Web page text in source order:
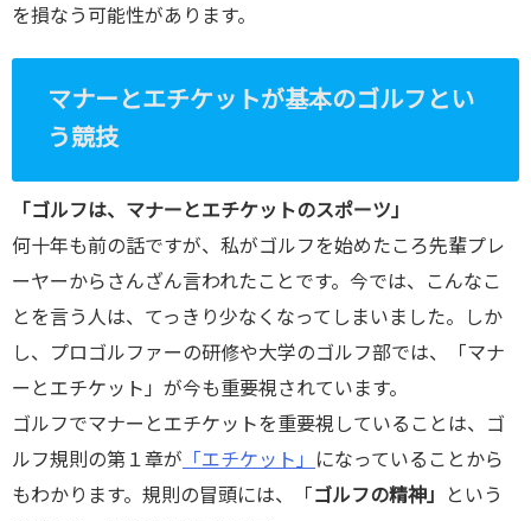
を損なう可能性があります。
マナーとエチケットが基本のゴルフとい
う競技
「ゴルフは、マナーとエチケットのスポーツ」
何十年も前の話ですが、私がゴルフを始めたころ先輩プレ
ーヤーからさんざん言われたことです。今では、こんなこ
とを言う人は、てっきり少なくなってしまいました。しか
し、プロゴルファーの研修や大学のゴルフ部では、「マナ
ーとエチケット」が今も重要視されています。
ゴルフでマナーとエチケットを重要視していることは、ゴ
ルフ規則の第１章が 「エチケット」
になっていることから
もわかります。規則の冒頭には、「 ゴルフの精神」
という